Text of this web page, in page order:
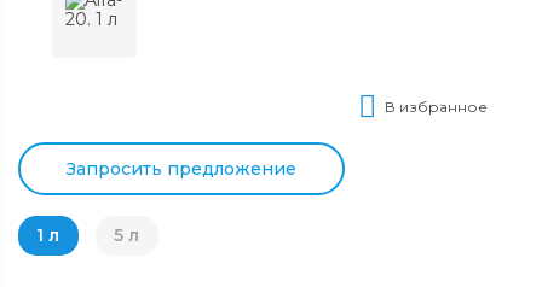
Запросить предложение
1 л 5 л
В избранное